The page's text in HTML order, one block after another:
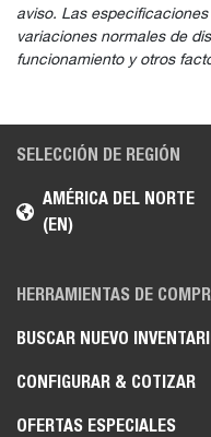
aviso. Las
variaciones normales de
funcionamiento y otros
SELECCIÓN DE REGIÓN
AMÉRICA DEL NORTE
(EN)
HERRAMIENTAS DE
BUSCAR NUEVO
CONFIGURAR & COTIZAR
OFERTAS ESPECIALES